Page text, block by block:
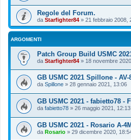
Regole del Forum.
da Starfighter84 » 21 febbraio 2008,
ARGOMENTI
Patch Group Build USMC
da Starfighter84 » 18 novembre
GB USMC 2021 Spillone -
da Spillone » 28 gennaio 2021, 13:06
GB USMC 2021 - fabietto78 -
da fabietto78 » 26 maggio 2021, 12:13
GB USMC 2021 - Rosario A-
da Rosario » 29 dicembre 2020,